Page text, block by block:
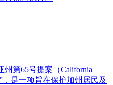
州第65号提案（California
，是一项旨在保护加州居民及